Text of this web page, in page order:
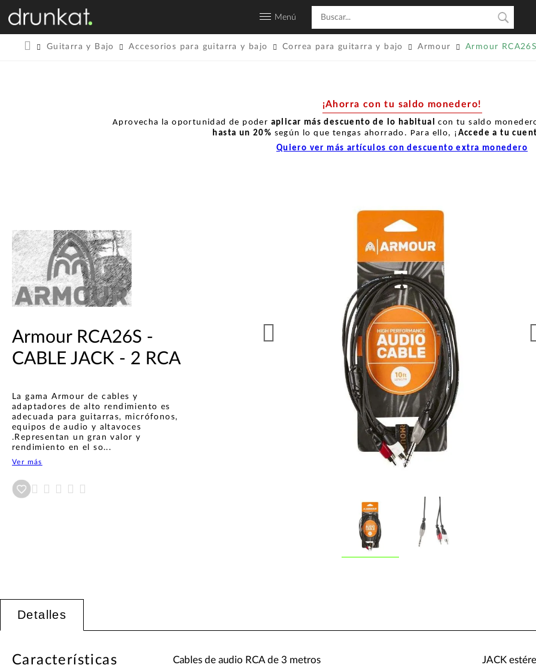
Menú
Guitarra y Bajo Accesorios para guitarra y bajo Correa para guitarra y bajo Armour Armour
¡Ahorra con tu saldo monedero!
Aprovecha la oportunidad de poder aplicar más descuento de lo habitual con tu saldo
hasta un 20% según lo que tengas ahorrado. Para ello, ¡ Accede a tu
Quiero ver más artículos con descuento extra monedero
Armour RCA26S -
CABLE JACK - 2 RCA
La gama Armour de cables y
adaptadores de alto rendimiento es
adecuada para guitarras, micrófonos,
equipos de audio y altavoces
.Representan un gran valor y
rendimiento en el so...
Ver más
Detalles
Características Cables de audio RCA de 3 metros JACK